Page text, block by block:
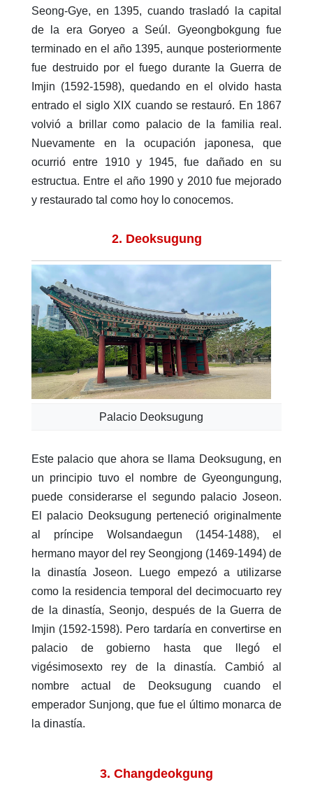
Seong-Gye, en 1395, cuando trasladó la capital
de la era Goryeo a Seúl. Gyeongbokgung fue
terminado en el año 1395, aunque posteriormente
fue destruido por el fuego durante la Guerra de
Imjin (1592-1598), quedando en el olvido hasta
entrado el siglo XIX cuando se restauró. En 1867
volvió a brillar como palacio de la familia real.
Nuevamente en la ocupación japonesa, que
ocurrió entre 1910 y 1945, fue dañado en su
estructua. Entre el año 1990 y 2010 fue mejorado
y restaurado tal como hoy lo conocemos.
2. Deoksugung
Palacio Deoksugung
Este palacio que ahora se llama Deoksugung, en
un principio tuvo el nombre de Gyeongungung,
puede considerarse el segundo palacio Joseon.
El palacio Deoksugung perteneció originalmente
al príncipe Wolsandaegun (1454-1488), el
hermano mayor del rey Seongjong (1469-1494) de
la dinastía Joseon. Luego empezó a utilizarse
como la residencia temporal del decimocuarto rey
de la dinastía, Seonjo, después de la Guerra de
Imjin (1592-1598). Pero tardaría en convertirse en
palacio de gobierno hasta que llegó el
vigésimosexto rey de la dinastía. Cambió al
nombre actual de Deoksugung cuando el
emperador Sunjong, que fue el último monarca de
la dinastía.
3. Changdeokgung